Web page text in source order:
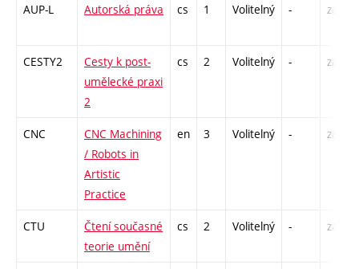
AUP-L Autorská práva cs 1 Volitelný - zá
CESTY2
Cesty k post-
umělecké praxi
2
cs 2 Volitelný - zá
CNC
CNC Machining
/ Robots in
Artistic
Practice
en 3 Volitelný - zá
CTU
Čtení současné
teorie umění
cs 2 Volitelný - zá